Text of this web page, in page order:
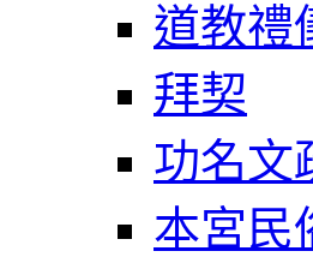
道教禮
拜契
功名文
本宮民